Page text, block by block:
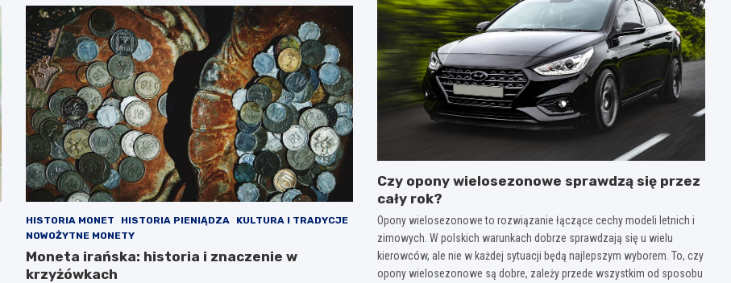
HISTORIA MONET HISTORIA PIENIĄDZA
KULTURA I TRADYCJE
NOWOŻYTNE MONETY
Moneta irańska: historia i znaczenie w
krzyżówkach
Czy opony wielosezonowe sprawdzą się przez
cały rok?
Opony wielosezonowe to rozwiązanie łączące cechy modeli letnich i
zimowych. W polskich warunkach dobrze sprawdzają się u wielu
kierowców, ale nie w każdej sytuacji będą najlepszym wyborem. To, czy
opony wielosezonowe są dobre, zależy przede wszystkim od sposobu